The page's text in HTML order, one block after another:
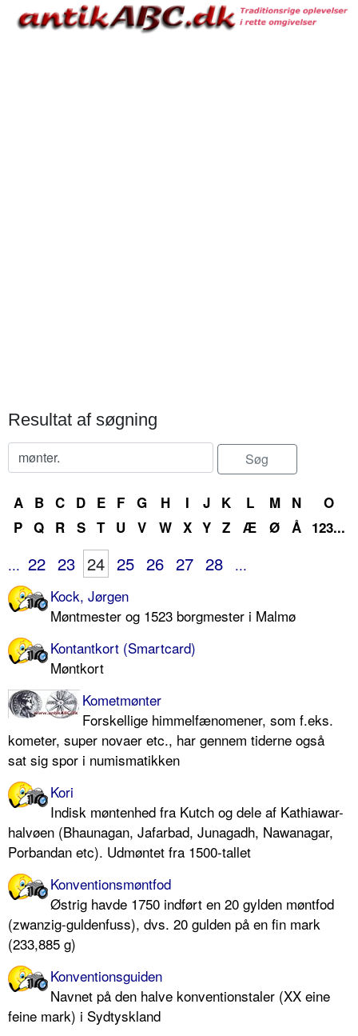
Resultat af søgning
A B C D E F G H I J K L M N
O
P Q R S T U V W X Y Z Æ Ø Å 123...
... 22 23 24 25 26 27 28
...
Kock, Jørgen
Møntmester og 1523 borgmester i Malmø
Kontantkort (Smartcard)
Møntkort
Kometmønter
Forskellige himmelfænomener, som f.eks.
kometer, super novaer etc., har gennem tiderne også
sat sig spor i numismatikken
Kori
Indisk møntenhed fra Kutch og dele af Kathiawar-
halvøen (Bhaunagan, Jafarbad, Junagadh, Nawanagar,
Porbandan etc). Udmøntet fra 1500-tallet
Konventionsmøntfod
Østrig havde 1750 indført en 20 gylden møntfod
(zwanzig-guldenfuss), dvs. 20 gulden på en fin mark
(233,885 g)
Konventionsguiden
Navnet på den halve konventionstaler (XX eine
feine mark) i Sydtyskland